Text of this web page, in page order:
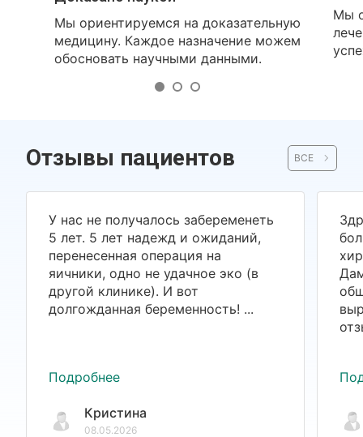
Мы ориентируемся на доказательную
медицину. Каждое назначение можем
обосновать научными данными.
Мы
Отзывы пациентов ВСЕ
У нас не получалось забеременеть
5 лет. 5 лет надежд и ожиданий,
перенесенная операция на
яичники, одно не удачное эко (в
другой клинике). И вот
долгожданная беременность! ...
Подробнее
Кристина
08.05.2026